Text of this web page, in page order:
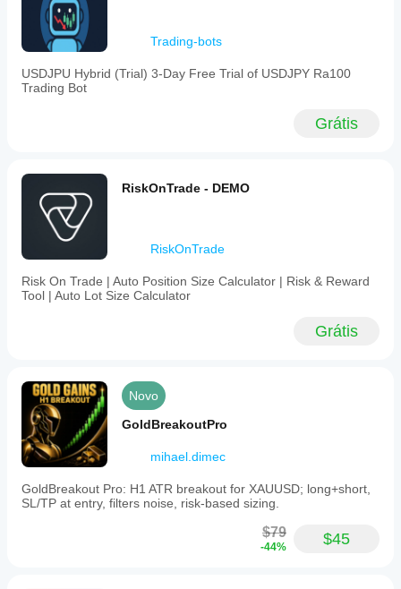
Trading-bots
USDJPU Hybrid (Trial) 3-Day Free Trial of USDJPY Ra100
Trading Bot
Grátis
RiskOnTrade - DEMO
RiskOnTrade
Risk On Trade | Auto Position Size Calculator | Risk & Reward
Tool | Auto Lot Size Calculator
Grátis
Novo
GoldBreakoutPro
mihael.dimec
GoldBreakout Pro: H1 ATR breakout for XAUUSD; long+short,
SL/TP at entry, filters noise, risk-based sizing.
$79
-44% $45